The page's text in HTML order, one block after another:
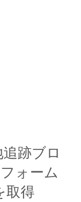
跡ブロ
ォーム
取得